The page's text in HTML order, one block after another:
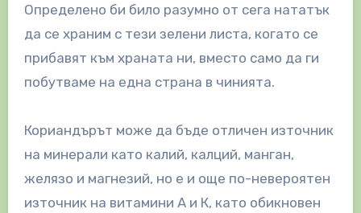
Определено би било разумно от сега нататък
да се храним с тези зелени листа, когато се
прибавят към храната ни, вместо само да ги
побутваме на една страна в чинията.
Кориандърът може да бъде отличен източник
на минерали като калий, калций, манган,
желязо и магнезий, но е и още по-невероятен
източник на витамини А и К, като обикновен